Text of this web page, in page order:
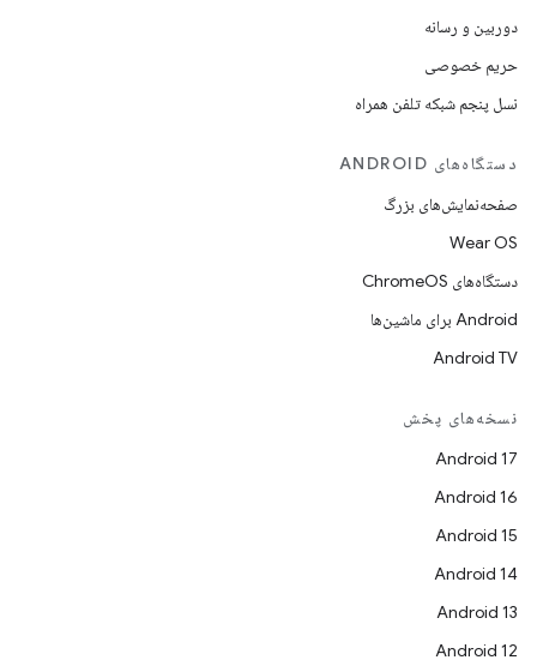
دوربین و رسانه
حریم خصوصی
نسل پنجم شبکه تلفن همراه
دستگاه‌های ANDROID
صفحه‌نمایش‌های بزرگ
Wear OS
دستگاه‌های ChromeOS
Android برای ماشین‌ها
Android TV
نسخه‌های پخش
Android 17
Android 16
Android 15
Android 14
Android 13
Android 12